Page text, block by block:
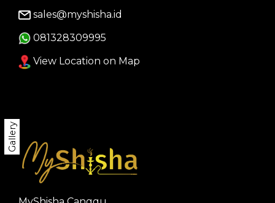
Gallery
sales@myshisha.id
081328309995
View Location on Map